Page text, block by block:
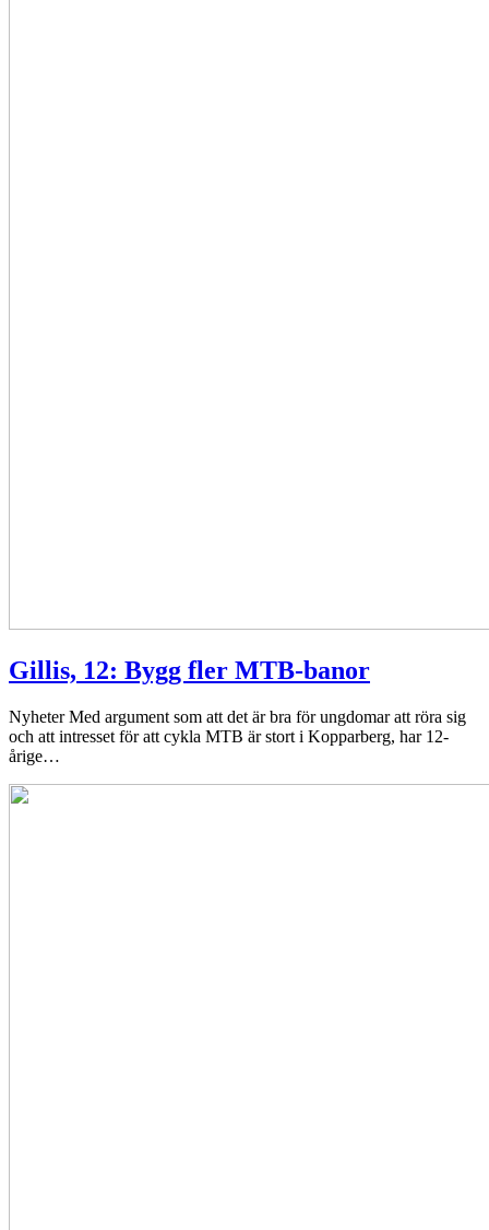
Gillis, 12: Bygg fler MTB-banor
Nyheter Med argument som att det är bra för ungdomar att röra sig
och att intresset för att cykla MTB är stort i Kopparberg, har 12-
årige…